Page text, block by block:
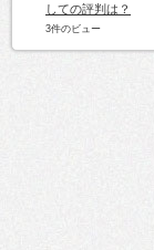
しての評判は？
3件のビュー